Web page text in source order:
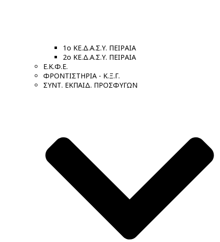
1ο ΚΕ.Δ.Α.Σ.Υ. ΠΕΙΡΑΙΑ
2ο ΚΕ.Δ.Α.Σ.Υ. ΠΕΙΡΑΙΑ
Ε.Κ.Φ.Ε.
ΦΡΟΝΤΙΣΤΗΡΙΑ - Κ.Ξ.Γ.
ΣΥΝΤ. ΕΚΠΑΙΔ. ΠΡΟΣΦΥΓΩΝ